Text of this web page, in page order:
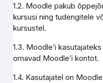
1.2. Moodle pakub
kursusi ning tudengitele
kursustel.
1.3. Moodle’i
omavad Moodle’i kontot.
1.4. Kasutajatel on